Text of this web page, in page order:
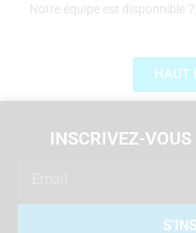
Notre équipe est disponnible
HAUT
INSCRIVEZ-